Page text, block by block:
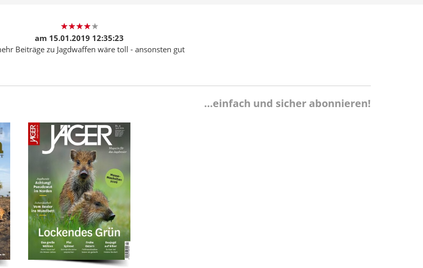
am 15.01.2019 12:35:23
Beiträge zu Jagdwaffen wäre toll - ansonsten gut
…einfach und sicher abonnieren!